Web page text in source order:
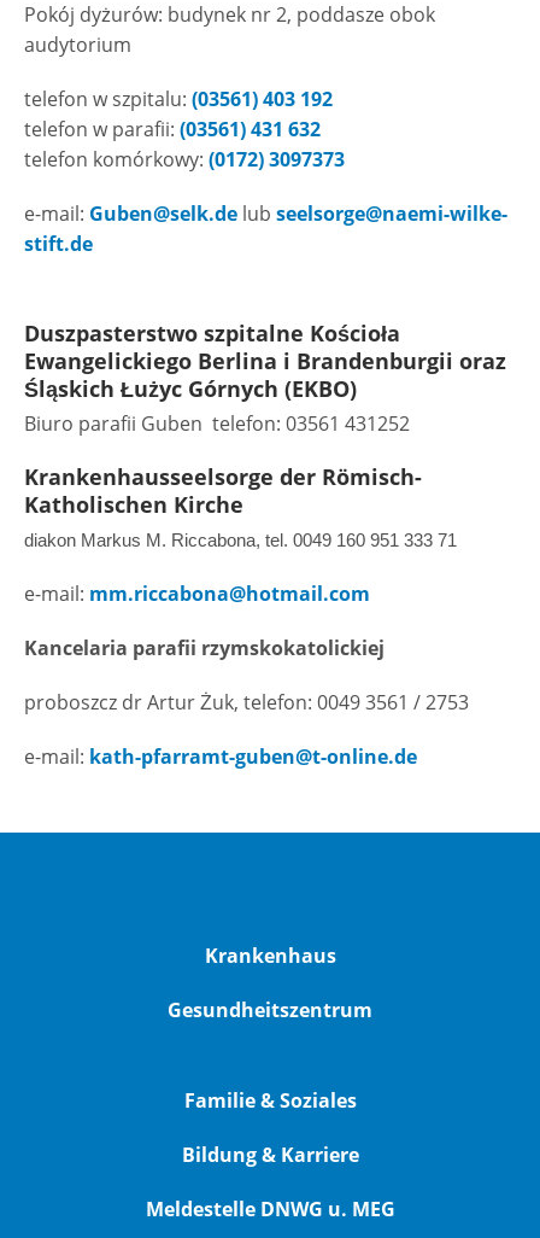
Pokój dyżurów: budynek nr 2, poddasze obok
audytorium
telefon w szpitalu: (03561) 403 192
telefon w parafii: (03561) 431 632
telefon komórkowy: (0172) 3097373
e-mail: Guben@selk.de lub seelsorge@naemi-wilke-
stift.de
Duszpasterstwo szpitalne Kościoła
Ewangelickiego Berlina i Brandenburgii oraz
Śląskich Łużyc Górnych (EKBO)
Biuro parafii Guben telefon: 03561 431252
Krankenhausseelsorge der Römisch-
Katholischen Kirche
diakon Markus M. Riccabona, tel. 0049 160 951 333 71
e-mail: mm.riccabona@hotmail.com
Kancelaria parafii rzymskokatolickiej
proboszcz dr Artur Żuk, telefon: 0049 3561 / 2753
e-mail: kath-pfarramt-guben@t-online.de
Krankenhaus
Gesundheitszentrum
Familie & Soziales
Bildung & Karriere
Meldestelle DNWG u. MEG